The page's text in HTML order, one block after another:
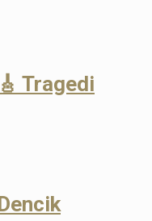
Tragedi